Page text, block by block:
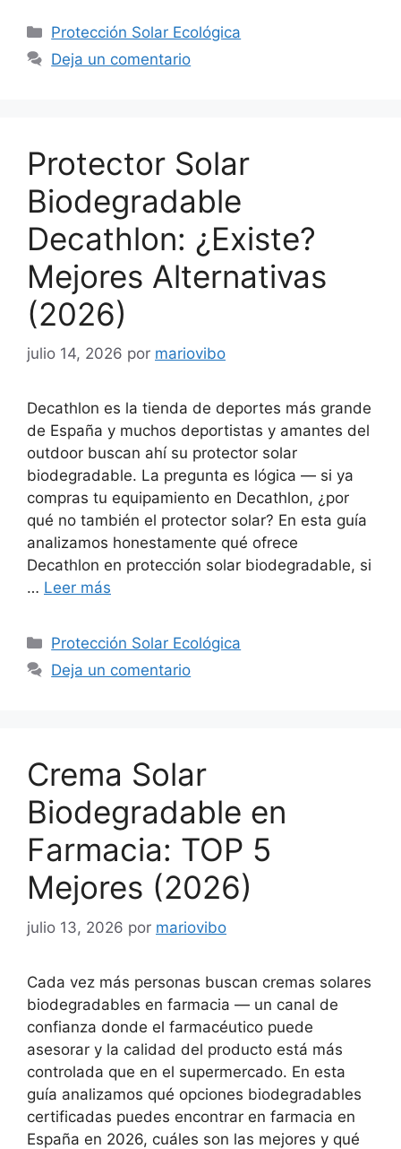
Categorías
Protección Solar Ecológica
Deja un comentario
Protector Solar
Biodegradable
Decathlon: ¿Existe?
Mejores Alternativas
(2026)
julio 14, 2026 por mariovibo
Decathlon es la tienda de deportes más grande
de España y muchos deportistas y amantes del
outdoor buscan ahí su protector solar
biodegradable. La pregunta es lógica — si ya
compras tu equipamiento en Decathlon, ¿por
qué no también el protector solar? En esta guía
analizamos honestamente qué ofrece
Decathlon en protección solar biodegradable, si
… Leer más
Categorías
Protección Solar Ecológica
Deja un comentario
Crema Solar
Biodegradable en
Farmacia: TOP 5
Mejores (2026)
julio 13, 2026 por mariovibo
Cada vez más personas buscan cremas solares
biodegradables en farmacia — un canal de
confianza donde el farmacéutico puede
asesorar y la calidad del producto está más
controlada que en el supermercado. En esta
guía analizamos qué opciones biodegradables
certificadas puedes encontrar en farmacia en
España en 2026, cuáles son las mejores y qué